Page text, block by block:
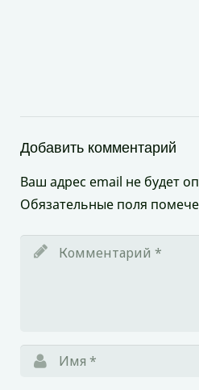
Добавить комментарий
Ваш адрес email не будет
Обязательные поля